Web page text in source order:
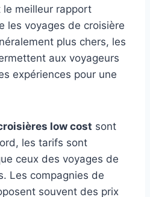
le meilleur rapport
les voyages de croisière
plus chers, les
aux voyageurs
expériences pour une
low cost sont
les tarifs sont
ceux des voyages de
Les compagnies de
souvent des prix